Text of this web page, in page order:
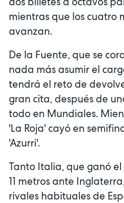
mientras que los cuatro
avanzan.
De la Fuente, que se
nada más asumir el
tendrá el reto de
gran cita, después de
todo en Mundiales.
'La Roja' cayó en
'Azurri'.
Tanto Italia, que ganó
11 metros ante
rivales habituales de